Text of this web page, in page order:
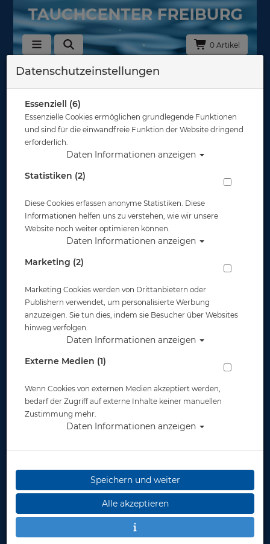
0 Artikel
Zurück
Scubapro Definition 6mm Weste (2016) -
Damen - Gr: LS - #
Artikelnr.: scu-63634350
Datenschutzeinstellungen
Essenziell (6)
Essenzielle Cookies ermöglichen grundlegende Funktionen
und sind für die einwandfreie Funktion der Website dringend
erforderlich.
Daten Informationen anzeigen
Statistiken (2)
Diese Cookies erfassen anonyme Statistiken. Diese
Informationen helfen uns zu verstehen, wie wir unsere
Website noch weiter optimieren können.
Daten Informationen anzeigen
Marketing (2)
Marketing Cookies werden von Drittanbietern oder
Publishern verwendet, um personalisierte Werbung
anzuzeigen. Sie tun dies, indem sie Besucher über Websites
hinweg verfolgen.
Daten Informationen anzeigen
Externe Medien (1)
Wenn Cookies von externen Medien akzeptiert werden,
bedarf der Zugriff auf externe Inhalte keiner manuellen
Zustimmung mehr.
Daten Informationen anzeigen
Speichern und weiter
Alle akzeptieren